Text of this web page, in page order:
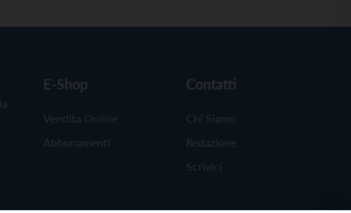
E-Shop
Vendita Online
Abbonamenti
Contatti
Chi Siamo
Redazione
Scrivici